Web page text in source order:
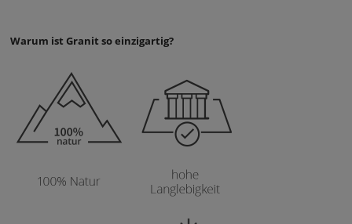
Warum ist Granit so einzigartig?